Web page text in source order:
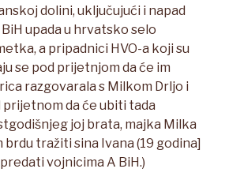
dolini, uključujući i napad
upada u hrvatsko selo
a pripadnici HVO-a koji su
se pod prijetnjom da će im
razgovarala s Milkom Drljo i
da će ubiti tada
joj brata, majka Milka
brdu tražiti sina Ivana (19 godina]
vojnicima A BiH.)